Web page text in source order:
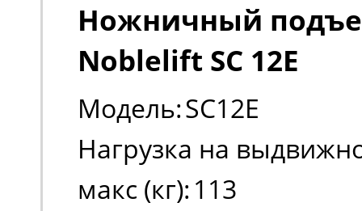
Ножничный
Noblelift SC 12E
Модель:SC12E
Нагрузка на
макс (кг): 113